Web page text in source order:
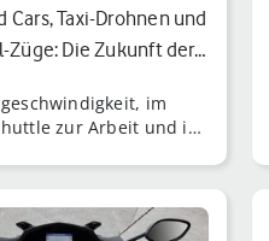
Cars, Taxi-Drohnen und
Züge: Die Zukunft der…
im
zur Arbeit und im